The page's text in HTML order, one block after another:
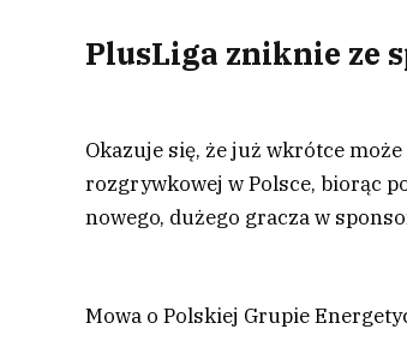
PlusLiga zniknie ze
Okazuje się, że już wkrótce
rozgrywkowej w Polsce, biorąc
nowego, dużego gracza w
Mowa o Polskiej Grupie